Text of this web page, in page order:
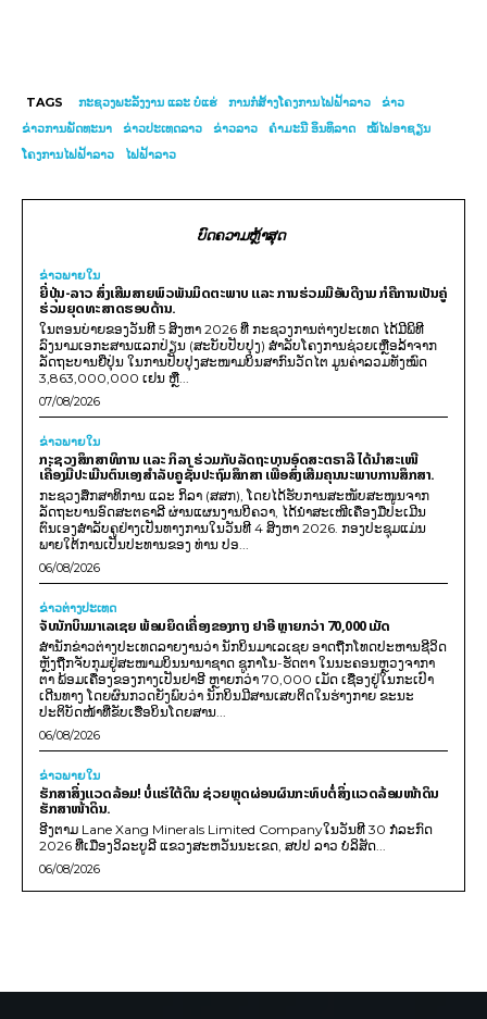
TAGS ກະຊວງພະລັງງານ ແລະ ບໍ່ແຮ່ ການກໍ່ສ້າງໂຄງການໄຟຟ້າລາວ
ຂ່າວ
ຂ່າວການພັດທະນາ
ຂ່າວປະເທດລາວ ຂ່າວລາວ ຄຳມະນີ ອິນທິລາດ
ໝໍ້ໄຟອາຊຽນ
ໂຄງການໄຟຟ້າລາວ
ໄຟຟ້າລາວ
ບົດຄວາມຫຼ້າສຸດ
ຂ່າວພາຍ​ໃນ
ຍີ່ປຸ່ນ-ລາວ ສົ່ງເສີມສາຍພົວພັນມິດຕະພາບ ແລະ ການຮ່ວມມືອັນດີງາມ ກໍຄືການເປັນຄູ່
ຮ່ວມຍຸດທະສາດຮອບດ້ານ.
ໃນຕອນບ່າຍຂອງວັນທີ 5 ສິງຫາ 2026 ທີ່ ກະຊວງການຕ່າງປະເທດ ໄດ້ມີພິທີ
ລົງນາມເອກະສານແລກປ່ຽນ (ສະບັບປັບປຸງ) ສໍາລັບໂຄງການຊ່ວຍເຫຼືອລ້າຈາກ
ລັດຖະບານຍີ່ປຸ່ນ ໃນການປັບປຸງສະໜາມບິນສາກົນວັດໄຕ ມູນຄ່າລວມທັງໝົດ
3,863,000,000 ເຢນ ຫຼື...
07/08/2026
ຂ່າວພາຍ​ໃນ
ກະຊວງສຶກສາທິການ ແລະ ກິລາ ຮ່ວມກັບລັດຖະບານອົດສະຕຣາລີ ໄດ້ນຳສະເໜີ
ເຄື່ອງມືປະເມີນຕົນເອງສຳລັບຄູຊັ້ນປະຖົມສຶກສາ ເພື່ອສົ່ງເສີມຄຸນນະພາບການສຶກສາ.
ກະຊວງສຶກສາທິການ ແລະ ກິລາ (ສສກ), ໂດຍໄດ້ຮັບການສະໜັບສະໜູນຈາກ
ລັດຖະບານອົດສະຕຣາລີ ຜ່ານແຜນງານບີຄວາ, ໄດ້ນຳສະເໜີເຄື່ອງມືປະເມີນ
ຕົນເອງສຳລັບຄູຢ່າງເປັນທາງການໃນວັນທີ 4 ສິງຫາ 2026. ກອງປະຊຸມແມ່ນ
ພາຍໃຕ້ການເປັນປະທານຂອງ ທ່ານ ປອ...
06/08/2026
ຂ່າວຕ່າງປະເທດ
ຈັບນັກບິນມາເລເຊຍ ພ້ອມຍຶດເຄື່ອງຂອງກາງ ຢາອີ ຫຼາຍກວ່າ 70,000 ເມັດ
ສຳນັກຂ່າວຕ່າງປະເທດລາຍງານວ່າ ນັກບິນມາເລເຊຍ ອາດຖືກໂທດປະຫານຊີວິດ
ຫຼັງຖືກຈັບກຸມຢູ່ສະໜາມບິນນານາຊາດ ຊູກາໂນ-ຮັດຕາ ໃນນະຄອນຫຼວງຈາກາ
ຕາ ພ້ອມເຄື່ອງຂອງກາງເປັນຢາອີ ຫຼາຍກວ່າ 70,000 ເມັດ ເຊື່ອງຢູ່ໃນກະເປົາ
ເດີນທາງ ໂດຍຜົນກວດຍັງພົບວ່າ ນັກບິນມີສານເສບຕິດໃນຮ່າງກາຍ ຂະນະ
ປະຕິບັດໜ້າທີ່ຂັບເຮືອບິນໂດຍສານ...
06/08/2026
ຂ່າວພາຍ​ໃນ
ຮັກສາສິ່ງແວດລ້ອມ! ບໍ່ແຮ່ໃຕ້ດິນ ຊ່ວຍຫຼຸດຜ່ອນຜົນກະທົບຕໍ່ສິ່ງແວດລ້ອມໜ້າດິນ
ຮັກສາໜ້າດິນ.
ອີງຕາມ Lane Xang Minerals Limited Companyໃນວັນທີ 30 ກໍລະກົດ
2026 ທີ່ເມືອງວິລະບູລີ ແຂວງສະຫວັນນະເຂດ, ສປປ ລາວ ບໍລິສັດ...
06/08/2026